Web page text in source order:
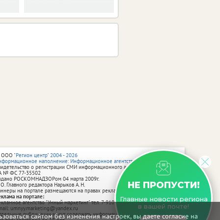
сайтом без изменения настроек, вы даете согласие на
НЕ ПРОПУСТИ!
Главные новости региона
в вашей почте!
"Регион центр" 2004 - 2026
наполнение: Информационное агентство vRossii.ru
о регистрации СМИ информационного агентства vRossii.ru
№ ФС 77‑35502
РОСКОМНАДЗОРом 04 марта 2009г.
Главного редактора Нарыков А. Н.
на портале размещаются на правах рекламы.
на портале:
агентство "Умный маркетинг" тел. 7-910-267-70-40,
umnyy.marketing@yandex.ru
публикации могут содержать информацию, не предназначенную